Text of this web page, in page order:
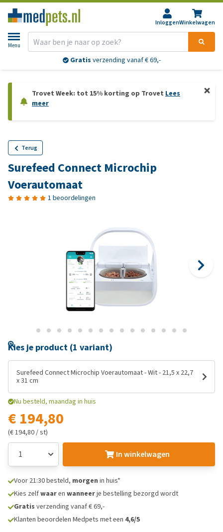
InloggenWinkelwagen
Menu
Gratis verzending vanaf € 69,-
Trovet Week: tot 15% korting op Trovet Lees
meer
Terug
Surefeed Connect Microchip
Voerautomaat
1 beoordelingen
Kies je product (1 variant)
Surefeed Connect Microchip Voerautomaat - Wit - 21,5 x 22,7
x 31 cm
Nu besteld, maandag in huis
€ 194,80
(€ 194,80 / st)
In winkelwagen
Voor 21:30 besteld, morgen in huis*
Kies zelfwaaren wanneerje bestelling bezorgd wordt
Gratis verzending vanaf € 69,-
Klanten beoordelen Medpets met een 4,6/5